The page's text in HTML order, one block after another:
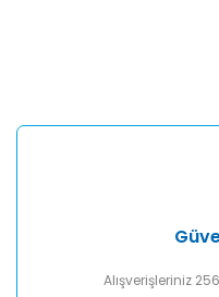
Ürün fiyatı diğer
Alışverişleriniz